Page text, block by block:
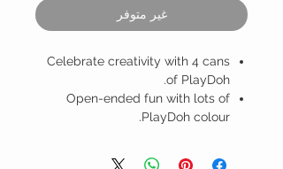
غير متوفر
Celebrate creativity with 4 cans
of PlayDoh.
Open-ended fun with lots of
PlayDoh colour.